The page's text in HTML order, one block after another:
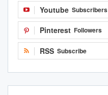
Youtube Subscribers
Pinterest Followers
RSS Subscribe